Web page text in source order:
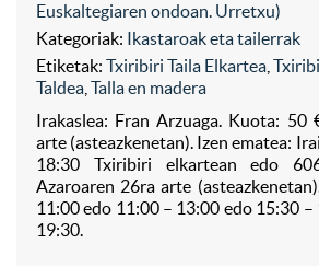
Euskaltegiaren ondoan. Urretxu)
Kategoriak: Ikastaroak eta tailerrak
Etiketak: Txiribiri Taila Elkartea
Taldea Talla en madera
Irakaslea: Fran Arzuaga. Kuota: 50
arte (asteazkenetan). Izen ematea:
18:30 Txiribiri elkartean edo
Azaroaren 26ra arte
11:00 edo 11:00 – 13:00 edo 15:30 –
19:30.